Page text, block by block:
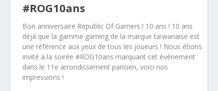
#ROG10ans
Bon anniversaire Republic Of Gamers ! 10 ans ! 10 ans
déjà que la gamme gaming de la marque taïwanaise est
une référence aux yeux de tous les joueurs ! Nous étions
invité à la soirée #ROG10ans marquant cet événement
dans le 11e arrondissement parisien, voici nos
impressions !